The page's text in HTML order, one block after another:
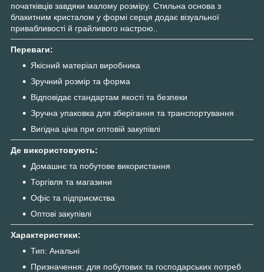
початківців завдяки малому розміру. Стильна основа з
блакитним кристалом у формі серця додає візуальної
привабливості й грайливого настрою..
Переваги:
Якісний матеріал виробника
Зручний розмір та форма
Відповідає стандартам якості та безпеки
Зручна упаковка для зберігання та транспортування
Вигідна ціна при оптовій закупівлі
Де використовують:
Домашнє та побутове використання
Торгівля та магазини
Офіс та підприємства
Оптові закупівлі
Характеристики:
Тип: Анальні
Призначення: для побутових та господарських потреб